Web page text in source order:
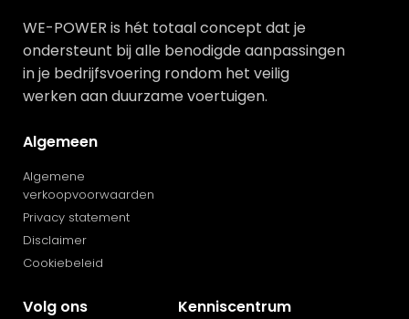
WE-POWER is hét totaal concept dat je
ondersteunt bij alle benodigde aanpassingen
in je bedrijfsvoering rondom het veilig
werken aan duurzame voertuigen.
Algemeen
Algemene
verkoopvoorwaarden
Privacy statement
Disclaimer
Cookiebeleid
Volg ons Kenniscentrum